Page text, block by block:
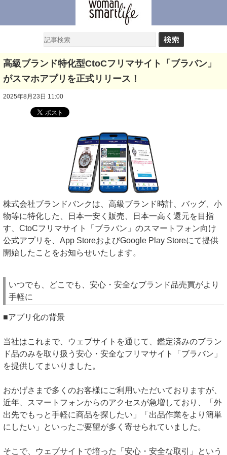
高級ブランド特化型CtoCフリマサイト「ブラバン」
がスマホアプリを正式リリース！
2025年8月23日 11:00
株式会社ブランドバンクは、高級ブランド時計、バッグ、小
物等に特化した、日本一安く販売、日本一高く還元を目指
す、CtoCフリマサイト「ブラバン」のスマートフォン向け
公式アプリを、App StoreおよびGoogle Play Storeにて提供
開始したことをお知らせいたします。
いつでも、どこでも、安心・安全なブランド品売買がより
手軽に
■アプリ化の背景
当社はこれまで、ウェブサイトを通じて、鑑定済みのブラン
ド品のみを取り扱う安心・安全なフリマサイト「ブラバン」
を提供してまいりました。
おかげさまで多くのお客様にご利用いただいておりますが、
近年、スマートフォンからのアクセスが急増しており、「外
出先でもっと手軽に商品を探したい」「出品作業をより簡単
にしたい」といったご要望が多く寄せられていました。
そこで、ウェブサイトで培った「安心・安全な取引」という